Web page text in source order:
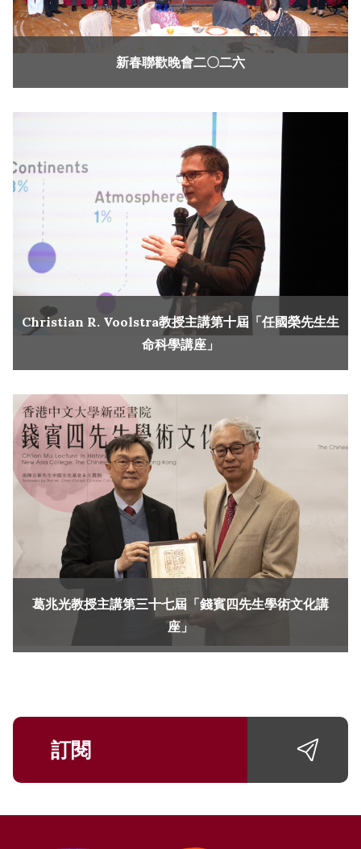
新春聯歡晚會二〇二六
Christian R. Voolstra教授主講第十屆「任國榮先生生
命科學講座」
葛兆光教授主講第三十七屆「錢賓四先生學術文化講
座」
訂閱